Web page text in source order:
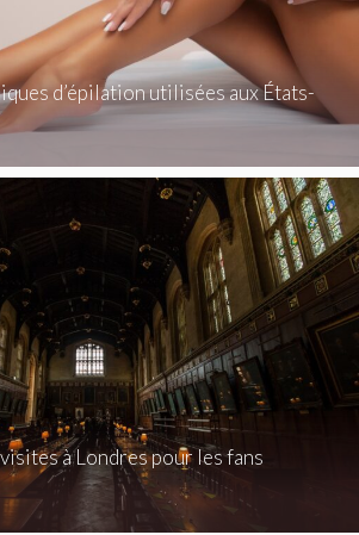
d’épilation utilisées aux États-
à Londres pour les fans